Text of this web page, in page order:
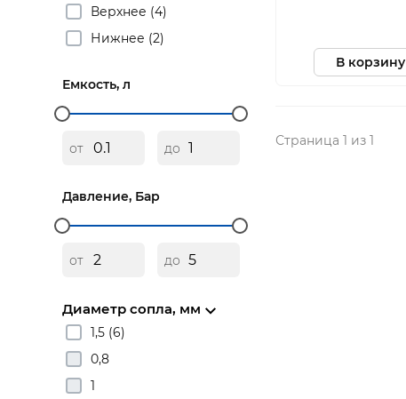
Верхнее (4)
Нижнее (2)
Емкость, л
от до
Давление, Бар
от до
Диаметр сопла, мм
1,5 (6)
0,8
1
В корзину
Страница 1 из 1